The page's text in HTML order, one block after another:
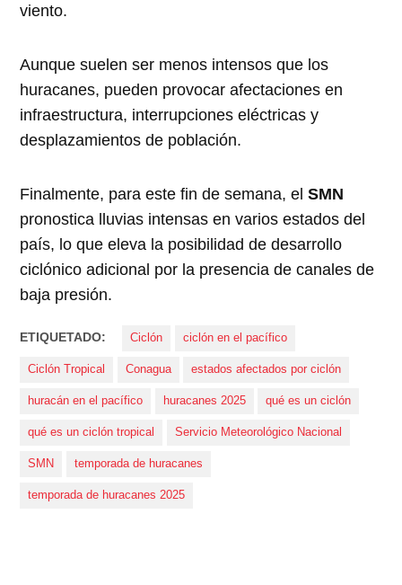
viento.
Aunque suelen ser menos intensos que los
huracanes, pueden provocar afectaciones en
infraestructura, interrupciones eléctricas y
desplazamientos de población.
Finalmente, para este fin de semana, elSMN
pronostica lluvias intensas en varios estados del
país, lo que eleva la posibilidad de desarrollo
ciclónico adicional por la presencia de canales de
baja presión.
ETIQUETADO: Ciclón ciclón en el pacífico
Ciclón Tropical Conagua estados afectados por ciclón
huracán en el pacífico huracanes 2025 qué es un ciclón
qué es un ciclón tropical Servicio Meteorológico Nacional
SMN temporada de huracanes
temporada de huracanes 2025